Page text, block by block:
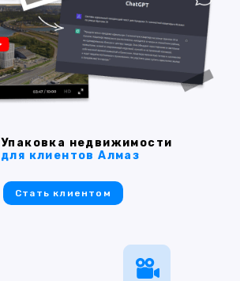
Упаковка недвижимости
для клиентов Алмаз
Стать клиентом